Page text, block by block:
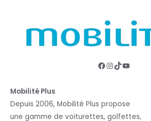
Facebook
Instagram
TikTok
YouTube
Mobilité Plus
Depuis 2006, Mobilité Plus propose
une gamme de voiturettes, golfettes,